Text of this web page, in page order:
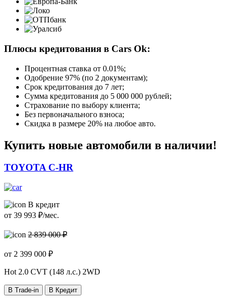
Плюсы кредитования в Cars Ok:
Процентная ставка от 0.01%;
Одобрение 97% (по 2 документам);
Срок кредитования до 7 лет;
Сумма кредитования до 5 000 000 рублей;
Страхование по выбору клиента;
Без первоначального взноса;
Скидка в размере 20% на любое авто.
Купить новые автомобили в наличии!
TOYOTA C-HR
В кредит
от 39 993 ₽/мес.
2 839 000 ₽
от 2 399 000 ₽
Hot 2.0 CVT (148 л.с.) 2WD
В Trade-in В Кредит